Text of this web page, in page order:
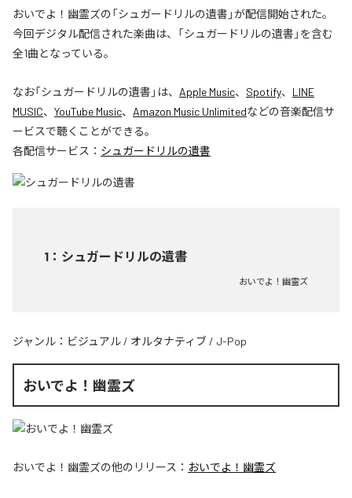
おいでよ！幽霊ズの「シュガードリルの遺書」が配信開始された。
今回デジタル配信された楽曲は、「シュガードリルの遺書」を含む
全1曲となっている。
なお「シュガードリルの遺書 」は、 Apple Music、 Spotify、 LINE
MUSIC、 YouTube Music、 Amazon Music Unlimitedなどの音楽配信サ
ービスで聴くことができる。
各配信サービス： シュガードリルの遺書
1 ： シュガードリルの遺書
おいでよ！幽霊ズ
ジャンル： ビジュアル / オルタナティブ / J-Pop
おいでよ！幽霊ズ
おいでよ！幽霊ズの他のリリース： おいでよ！幽霊ズ